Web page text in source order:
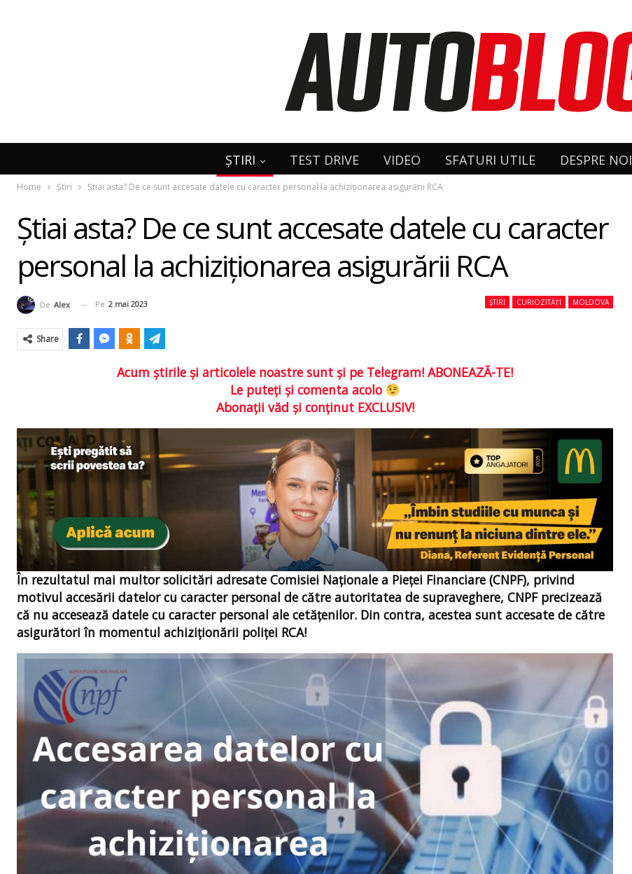
ȘTIRI TEST DRIVE VIDEO SFATURI UTILE DESPRE NOI
Home Știri Ştiai asta? De ce sunt accesate datele cu caracter personal la achiziționarea asigurării RCA
Ştiai asta? De ce sunt accesate datele cu caracter
personal la achiziționarea asigurării RCA
ȘTIRI CURIOZITĂȚI MOLDOVA
De Alex Pe 2 mai 2023
Share
Acum ştirile şi articolele noastre sunt şi pe Telegram! ABONEAZĂ-TE!
Le puteţi şi comenta acolo
Abonaţii văd şi conţinut EXCLUSIV!
În rezultatul mai multor solicitări adresate Comisiei Naționale a Pieței Financiare (CNPF), privind
motivul accesării datelor cu caracter personal de către autoritatea de supraveghere, CNPF precizează
că nu accesează datele cu caracter personal ale cetățenilor. Din contra, acestea sunt accesate de către
asigurători în momentul achiziționării poliței RCA!